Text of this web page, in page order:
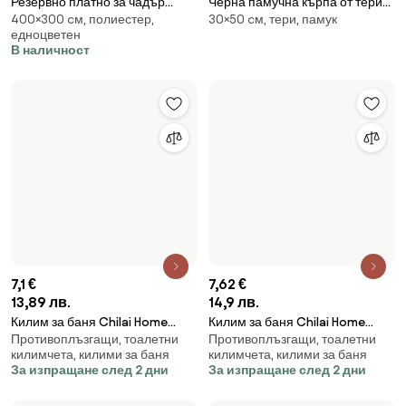
13,89 лв.
Килим за баня Chilai Home
359CHL1237, 40х60 см, 100%
Противоплъзгащи, тоалетни
килимчета, килими за баня
14,9 лв.
Килим за баня Chilai Home
atmosphera Joia от памук, 15x21
cm, 2 броя - Тъмносив
Памук, комплекти, едноцветен
В наличност